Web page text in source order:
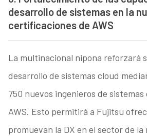
desarrollo de sistemas en la
certificaciones de AWS
La multinacional nipona reforzará
desarrollo de sistemas cloud
750 nuevos ingenieros de
AWS. Esto permitirá a Fujitsu
promuevan la DX en el sector de la